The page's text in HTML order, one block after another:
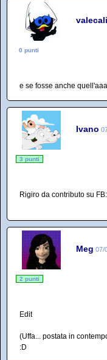
0 punti
e se fosse anche
Ivano
3 punti
Rigiro da contributo su FB:
Meg 07/
2 punti
Edit
(Uffa... postata in
:D